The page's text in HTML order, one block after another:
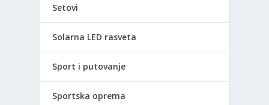
Setovi
Solarna LED rasveta
Sport i putovanje
Sportska oprema